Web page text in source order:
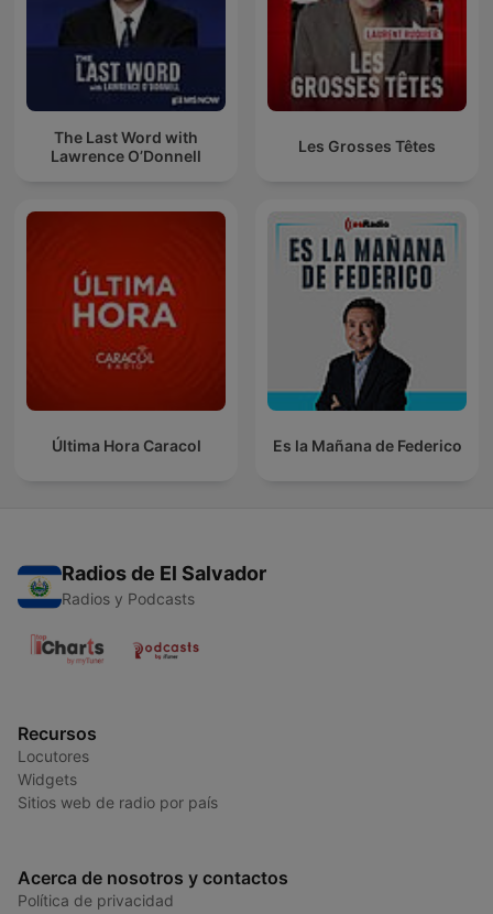
The Last Word with
Lawrence O’Donnell
Les Grosses Têtes
Última Hora Caracol Es la Mañana de Federico
Radios de El Salvador
Radios y Podcasts
Recursos
Locutores
Widgets
Sitios web de radio por país
Acerca de nosotros y contactos
Política de privacidad